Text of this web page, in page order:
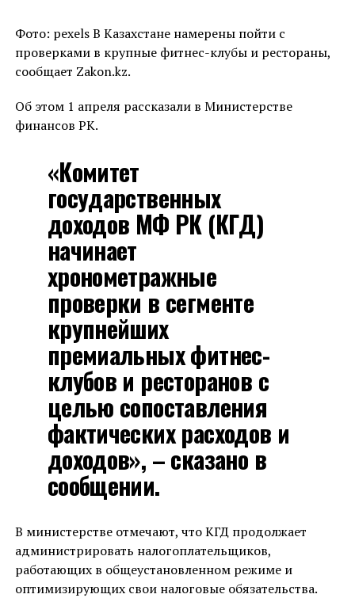
Фото: pexels В Казахстане намерены пойти с
проверками в крупные фитнес-клубы и рестораны,
сообщает Zakon.kz.
Об этом 1 апреля рассказали в Министерстве
финансов РК.
«Комитет
государственных
доходов МФ РК (КГД)
начинает
хронометражные
проверки в сегменте
крупнейших
премиальных фитнес-
клубов и ресторанов с
целью сопоставления
фактических расходов и
доходов», – сказано в
сообщении.
В министерстве отмечают, что КГД продолжает
администрировать налогоплательщиков,
работающих в общеустановленном режиме и
оптимизирующих свои налоговые обязательства.